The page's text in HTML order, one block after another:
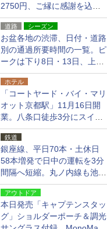
2750円、ご縁に感謝を込め
た20周年記念キャンペーン
道路 シーズン
お盆各地の渋滞、日付・道路
別の通過所要時間の一覧。ピ
ークは下り8日・13日、上り
14日・15日
ホテル
「コートヤード・バイ・マリ
オット京都駅」11月16日開
業。八条口徒歩3分にスイー
ト含む全270室、ダイニング
も併設
鉄道
銀座線、平日70本・土休日
58本増発で日中の運転を3分
間隔へ短縮。丸ノ内線も池袋
～中野坂上を4分間隔に
アウトドア
本日発売「キャプテンスタッ
グ」ショルダーポーチ＆調光